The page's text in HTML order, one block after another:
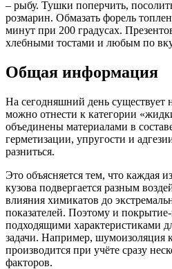
– рыбу. Тушки поперчить,
розмарин. Обмазать форель
минут при 200 градусах.
хлебными тостами и любым по
Общая информация
На сегодняшний день существует
можно отнести к категории
объединены материалами в
герметизации, упругости и
разниться.
Это объясняется тем, что каждая
кузова подвергается разным
влияния химикатов до
показателей. Поэтому и
подходящими характеристиками
задачи. Например, шумоизоляция
производится при учёте сразу
факторов.